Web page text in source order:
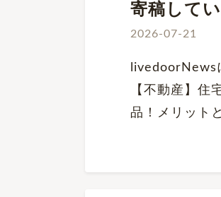
寄稿してい
2026-07-21
livedoorNews
【不動産】住
品！メリット